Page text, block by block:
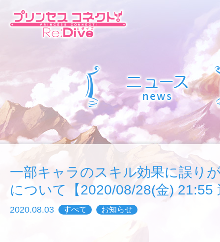
一部キャラのスキル効果に誤り
について【2020/08/28(金) 21:55
2020.08.03 すべて お知らせ